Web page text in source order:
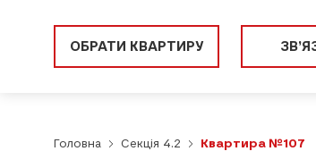
ОБРАТИ КВАРТИРУ
Головна Секція 4.2 Квартира №107